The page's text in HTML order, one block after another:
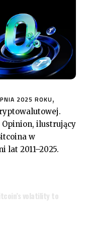
2025 ROKU,
ilustrujący
w
lat 2011–2025.
volatility to